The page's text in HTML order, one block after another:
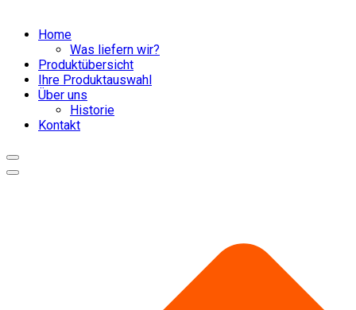
Home
Was liefern wir?
Produktübersicht
Ihre Produktauswahl
Über uns
Historie
Kontakt